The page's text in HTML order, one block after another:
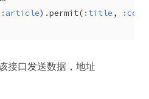
:article).permit( :title ,
接口发送数据，地址